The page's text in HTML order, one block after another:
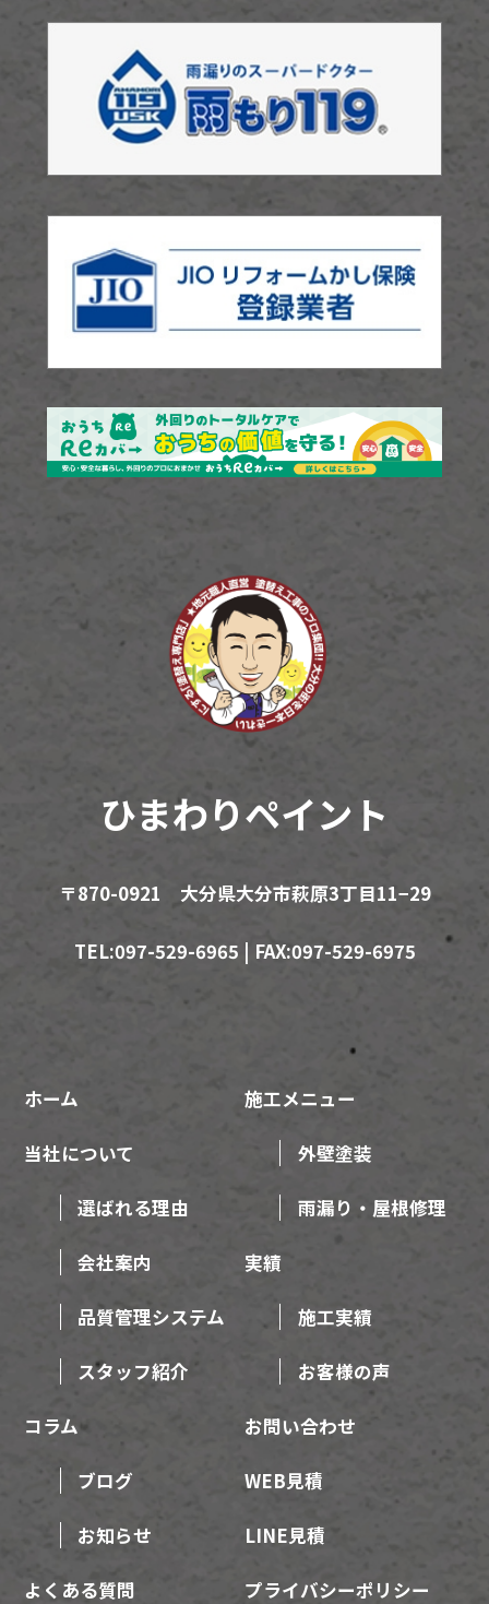
ひまわりペイント
〒870-0921 大分県大分市萩原3丁目11−29
TEL:097-529-6965 | FAX:097-529-6975
ホーム
当社について
選ばれる理由
会社案内
品質管理システム
スタッフ紹介
施工メニュー
外壁塗装
雨漏り・屋根修理
実績
施工実績
お客様の声
コラム
ブログ
お知らせ
よくある質問
お問い合わせ
WEB見積
LINE見積
プライバシーポリシー